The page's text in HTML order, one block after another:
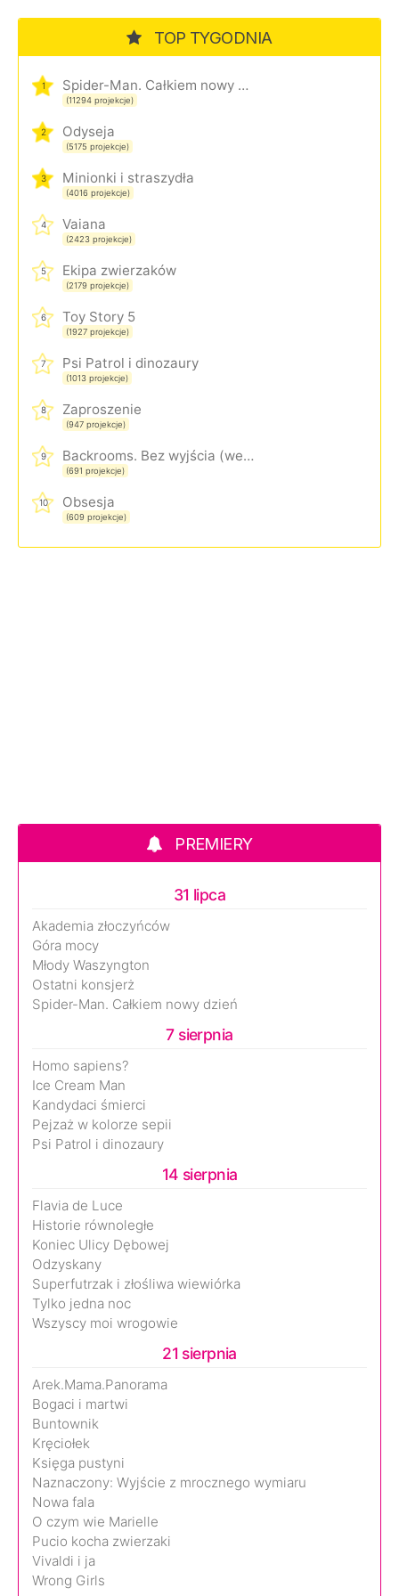
TOP TYGODNIA
1 Spider-Man. Całkiem nowy dzień
(11294 projekcje)
2 Odyseja
(5175 projekcje)
3 Minionki i straszydła
(4016 projekcje)
4 Vaiana
(2423 projekcje)
5 Ekipa zwierzaków
(2179 projekcje)
6 Toy Story 5
(1927 projekcje)
7 Psi Patrol i dinozaury
(1013 projekcje)
8 Zaproszenie
(947 projekcje)
9 Backrooms. Bez wyjścia (wersja rozszerzona)
(691 projekcje)
10 Obsesja
(609 projekcje)
PREMIERY
31 lipca
Akademia złoczyńców
Góra mocy
Młody Waszyngton
Ostatni konsjerż
Spider-Man. Całkiem nowy dzień
7 sierpnia
Homo sapiens?
Ice Cream Man
Kandydaci śmierci
Pejzaż w kolorze sepii
Psi Patrol i dinozaury
14 sierpnia
Flavia de Luce
Historie równoległe
Koniec Ulicy Dębowej
Odzyskany
Superfutrzak i złośliwa wiewiórka
Tylko jedna noc
Wszyscy moi wrogowie
21 sierpnia
Arek.Mama.Panorama
Bogaci i martwi
Buntownik
Kręciołek
Księga pustyni
Naznaczony: Wyjście z mrocznego wymiaru
Nowa fala
O czym wie Marielle
Pucio kocha zwierzaki
Vivaldi i ja
Wrong Girls